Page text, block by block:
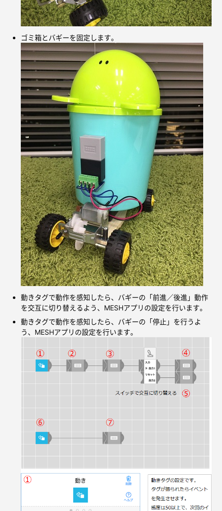
ゴミ箱とバギーを固定します。
動きタグで動作を感知したら、バギーの「前進／後進」動作
を交互に切り替えるよう、MESHアプリの設定を行います。
動きタグで動作を感知したら、バギーの「停止」を行うよ
う、MESHアプリの設定を行います。